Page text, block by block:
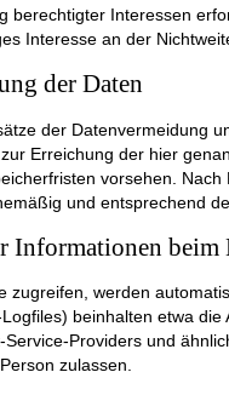
berechtigter Interessen
Interesse an der
der Daten
der Datenvermeidung
Erreichung der hier
vorsehen.
und entsprechend
Informationen beim
zugreifen, werden
beinhalten etwa
Providers und
zulassen.